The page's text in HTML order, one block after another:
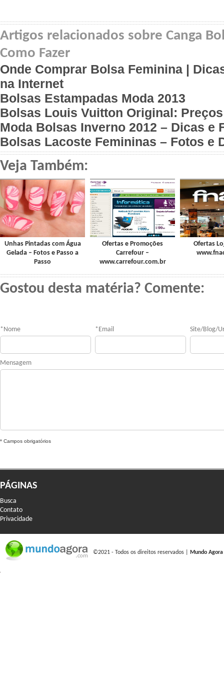
Artigos relacionados sobre Canga
Como Fazer
Onde Comprar Bolsa Feminina |
na Internet
Bolsas Estampadas Moda 2013
Bolsas Louis Vuitton Original:
Moda Bolsas Inverno 2012 – Dicas e
Bolsas Lacoste Femininas – Fotos e
Veja Também:
Unhas Pintadas com Água
Gelada – Fotos e Passo a
Passo
Ofertas e Promoções
Carrefour –
www.carrefour.com.br
Ofertas
Gostou desta matéria? Comente:
* Nome * Email Site/Blog/
Mensagem
* Campos obrigatórios
PÁGINAS
Busca
Contato
Privacidade
©2021 - Todos os direitos reservados | Mundo Agora